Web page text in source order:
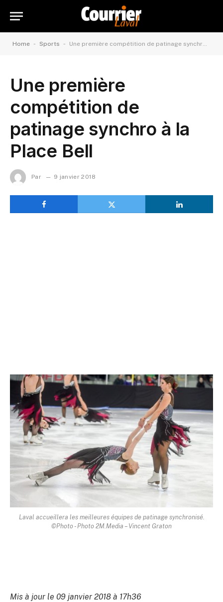
Home - Sports - Une première compétition de patinage synchro à la Place Bell
Une première
compétition de
patinage synchro à la
Place Bell
Par 9 janvier 2018
Laval accueillera les meilleures équipes de patinage synchronisé.
©Photo - Photo 2M.Media – Vincent Graton
Mis à jour le 09 janvier 2018 à 17h36